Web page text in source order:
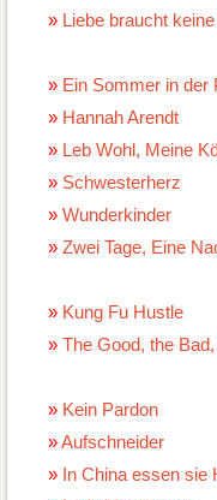
Liebe braucht
Ein Sommer in der
Hannah Arendt
Leb Wohl, Meine
Schwesterherz
Wunderkinder
Zwei Tage, Eine
Kung Fu Hustle
The Good, the
Kein Pardon
Aufschneider
In China essen sie